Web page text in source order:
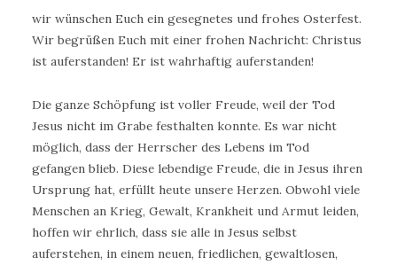
wir wünschen Euch ein gesegnetes und frohes Osterfest.
Wir begrüßen Euch mit einer frohen Nachricht: Christus
ist auferstanden! Er ist wahrhaftig auferstanden!
Die ganze Schöpfung ist voller Freude, weil der Tod
Jesus nicht im Grabe festhalten konnte. Es war nicht
möglich, dass der Herrscher des Lebens im Tod
gefangen blieb. Diese lebendige Freude, die in Jesus ihren
Ursprung hat, erfüllt heute unsere Herzen. Obwohl viele
Menschen an Krieg, Gewalt, Krankheit und Armut leiden,
hoffen wir ehrlich, dass sie alle in Jesus selbst
auferstehen, in einem neuen, friedlichen, gewaltlosen,